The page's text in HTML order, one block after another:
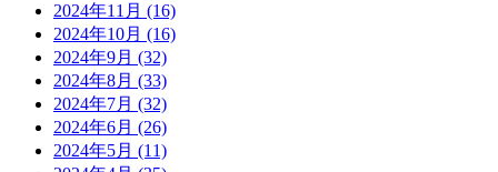
2024年11月 (16)
2024年10月 (16)
2024年9月 (32)
2024年8月 (33)
2024年7月 (32)
2024年6月 (26)
2024年5月 (11)